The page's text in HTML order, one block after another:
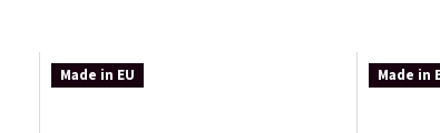
Made in EU Made in